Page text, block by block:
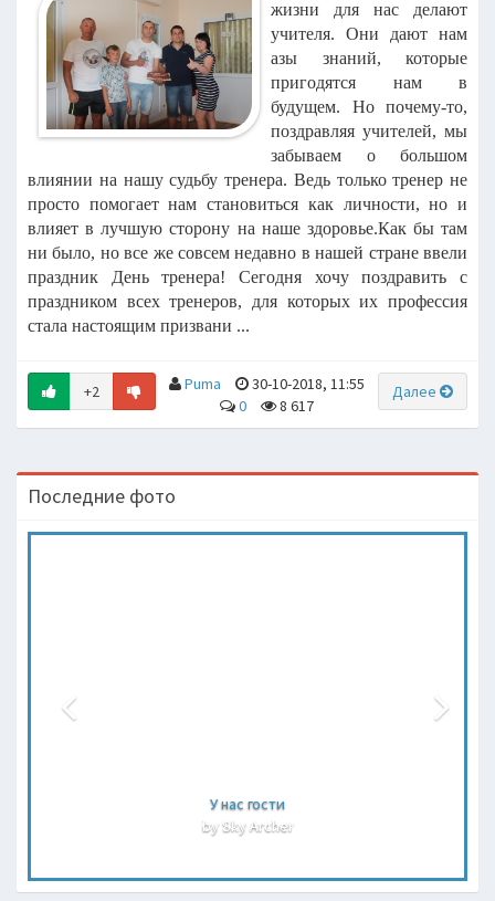
жизни для нас делают
учителя. Они дают нам
азы знаний, которые
пригодятся нам в
будущем. Но почему-то,
поздравляя учителей, мы
забываем о большом
влиянии на нашу судьбу тренера. Ведь только тренер не
просто помогает нам становиться как личности, но и
влияет в лучшую сторону на наше здоровье.Как бы там
ни было, но все же совсем недавно в нашей стране ввели
праздник День тренера! Сегодня хочу поздравить с
праздником всех тренеров, для которых их профессия
стала настоящим призвани ...
+2 Далее
Puma
30-10-2018, 11:55
0
8 617
Последние фото
У нас гости
by Sky Archer